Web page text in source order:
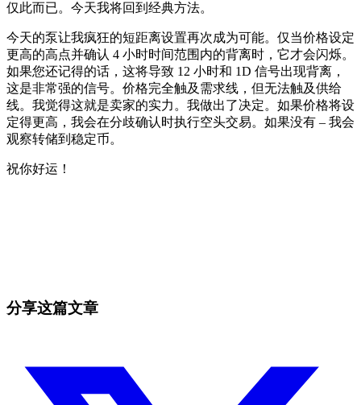
仅此而已。今天我将回到经典方法。
今天的泵让我疯狂的短距离设置再次成为可能。仅当价格设定
更高的高点并确认 4 小时时间范围内的背离时，它才会闪烁。
如果您还记得的话，这将导致 12 小时和 1D 信号出现背离，
这是非常强的信号。价格完全触及需求线，但无法触及供给
线。我觉得这就是卖家的实力。我做出了决定。如果价格将设
定得更高，我会在分歧确认时执行空头交易。如果没有 – 我会
观察转储到稳定币。
祝你好运！
分享这篇文章